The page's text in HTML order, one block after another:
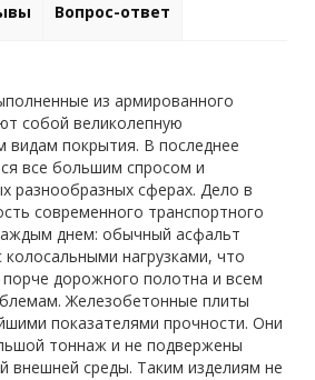
Вопрос-ответ
из армированного
собой великолепную
видам покрытия. В последнее
все большим спросом и
разнообразных сферах. Дело в
современного транспортного
днем: обычный асфальт
колосальными нагрузками, что
дорожного полотна и всем
Железобетонные плиты
показателями прочности. Они
тоннаж и не подвержены
внешней среды. Таким изделиям не